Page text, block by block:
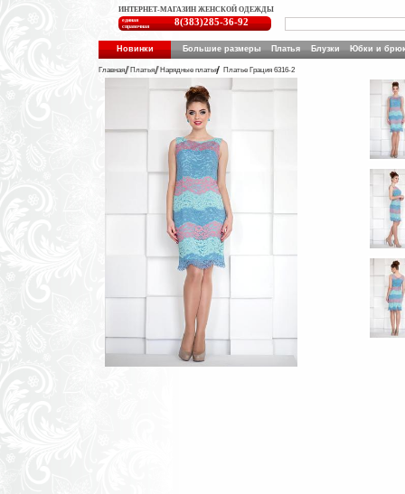
ИНТЕРНЕТ-МАГАЗИН ЖЕНСКОЙ ОДЕЖДЫ
единая
справочная
8(383)285-36-92
Новинки Большие размеры Платья Блузки Юбки и
Главная Платья Нарядные платья Платье Грация 6316-2